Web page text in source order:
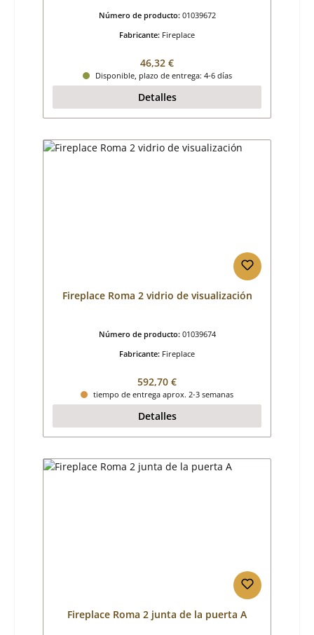
Número de producto: 01039672
Fabricante: Fireplace
Precio normal:
46,32 €
Disponible, plazo de entrega: 4-6 días
Detalles
Fireplace Roma 2 vidrio de visualización
Número de producto: 01039674
Fabricante: Fireplace
Precio normal:
592,70 €
tiempo de entrega aprox. 2-3 semanas
Detalles
Fireplace Roma 2 junta de la puerta A